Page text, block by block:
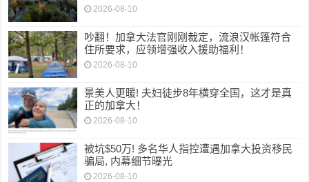
2026-08-10
吵翻！加拿大法官刚刚裁定，流浪汉帐篷符合
住所要求，应领增强收入援助福利！
2026-08-10
景美人更暖! 夫妇徒步8年横穿全国，这才是真
正的加拿大！
2026-08-10
被坑$50万! 多名华人指控遭遇加拿大投资移民
骗局, 内幕细节曝光
2026-08-10